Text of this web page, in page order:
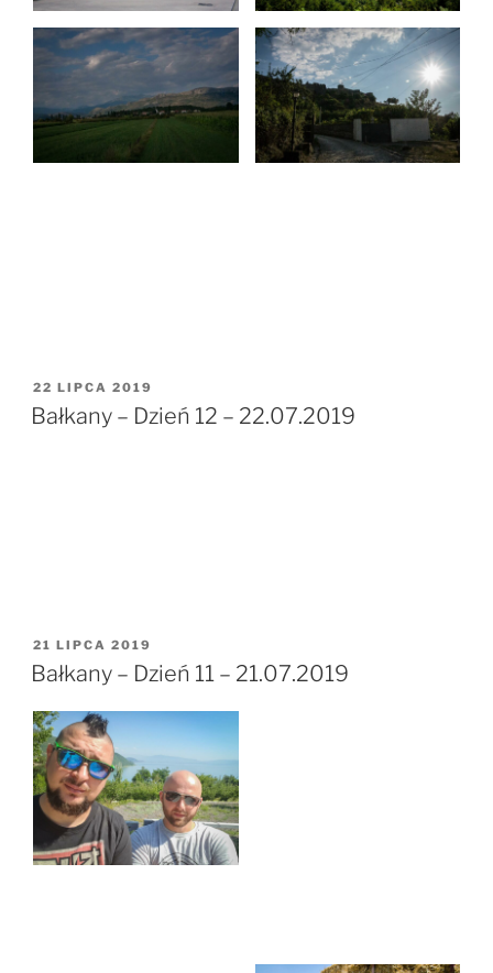
OPUBLIKOWANE
W
22 LIPCA 2019
Bałkany – Dzień 12 – 22.07.2019
OPUBLIKOWANE
W
21 LIPCA 2019
Bałkany – Dzień 11 – 21.07.2019